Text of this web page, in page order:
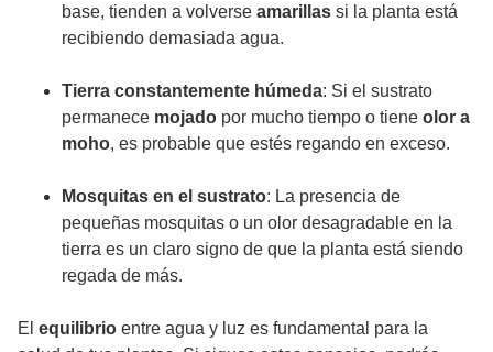
base, tienden a volverse amarillas si la planta está
recibiendo demasiada agua.
Tierra constantemente húmeda: Si el sustrato
permanece mojado por mucho tiempo o tiene olor a
moho, es probable que estés regando en exceso.
Mosquitas en el sustrato: La presencia de
pequeñas mosquitas o un olor desagradable en la
tierra es un claro signo de que la planta está siendo
regada de más.
El equilibrio entre agua y luz es fundamental para la